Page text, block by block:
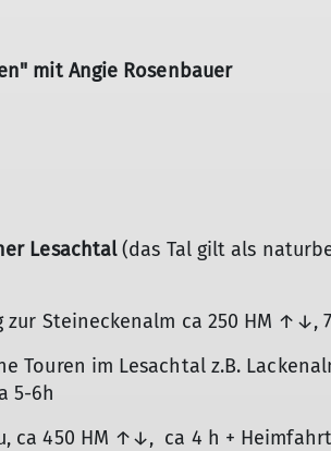
mit Angie Rosenbauer
Lesachtal(das Tal gilt als
zur Steineckenalm ca 250 HM ↑↓,
Touren im Lesachtal z.B.
5-6h
ca 450 HM ↑↓, ca 4 h + Heimfahrt